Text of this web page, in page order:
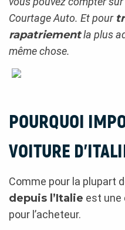
Courtage Auto. Et pour
rapatriementla plus
même chose.
POURQUOI
VOITURE
Comme pour la plupart
depuis l’Italie est une
pour l’acheteur.